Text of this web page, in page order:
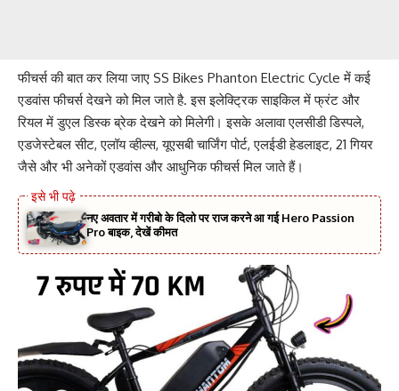
फीचर्स की बात कर लिया जाए SS Bikes Phanton Electric Cycle में कई
एडवांस फीचर्स देखने को मिल जाते है. इस इलेक्ट्रिक साइकिल में फ्रंट और
रियल में डुएल डिस्क ब्रेक देखने को मिलेगी। इसके अलावा एलसीडी डिस्पले,
एडजेस्टेबल सीट, एलॉय व्हील्स, यूएसबी चार्जिंग पोर्ट, एलईडी हेडलाइट, 21 गियर
जैसे और भी अनेकों एडवांस और आधुनिक फीचर्स मिल जाते हैं।
नए अवतार में गरीबो के दिलो पर राज करने आ गई Hero Passion
Pro बाइक, देखें कीमत